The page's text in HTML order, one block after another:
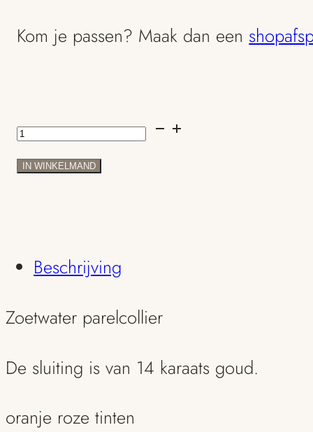
Kom je passen? Maak dan een
Zoetwater
parelcollier
IN WINKELMAND
Beschrijving
Zoetwater parelcollier
De sluiting is van 14 karaats goud.
oranje roze tinten